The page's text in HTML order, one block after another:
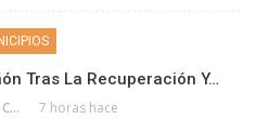
Tras La Recuperación Y…
AL CABO DE LA CALLE 7 horas hace